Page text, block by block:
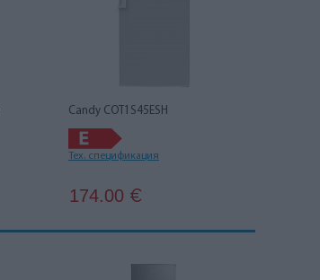
Candy COT1S45ESH
Тех. спецификация
174.00 €